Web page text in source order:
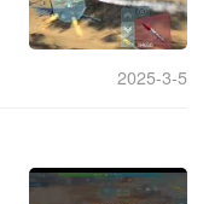
2025-3-5